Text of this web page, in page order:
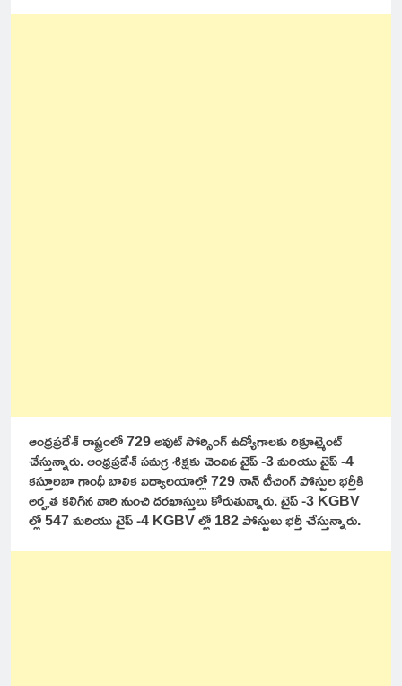
ఆంధ్రప్రదేశ్ రాష్ట్రంలో 729 అవుట్ సోర్సింగ్ ఉద్యోగాలకు రిక్రూట్మెంట్
చేస్తున్నారు. ఆంధ్రప్రదేశ్ సమగ్ర శిక్షకు చెందిన టైప్ -3 మరియు టైప్ -4
కస్తూరిబా గాంధీ బాలిక విద్యాలయాల్లో 729 నాన్ టీచింగ్ పోస్టుల భర్తీకి
అర్హత కలిగిన వారి నుంచి దరఖాస్తులు కోరుతున్నారు. టైప్ -3 KGBV
ల్లో 547 మరియు టైప్ -4 KGBV ల్లో 182 పోస్టులు భర్తీ చేస్తున్నారు.